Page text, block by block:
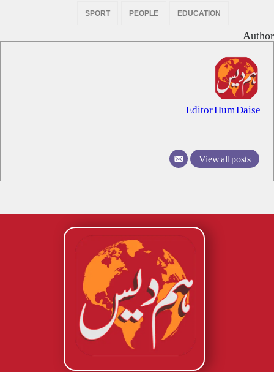
EDUCATION
PEOPLE
SPORT
Author
Editor Hum Daise
View all posts